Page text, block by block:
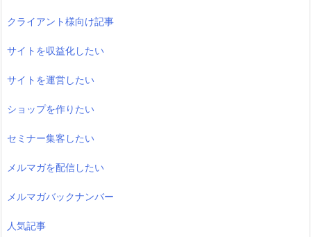
クライアント様向け記事
サイトを収益化したい
サイトを運営したい
ショップを作りたい
セミナー集客したい
メルマガを配信したい
メルマガバックナンバー
人気記事